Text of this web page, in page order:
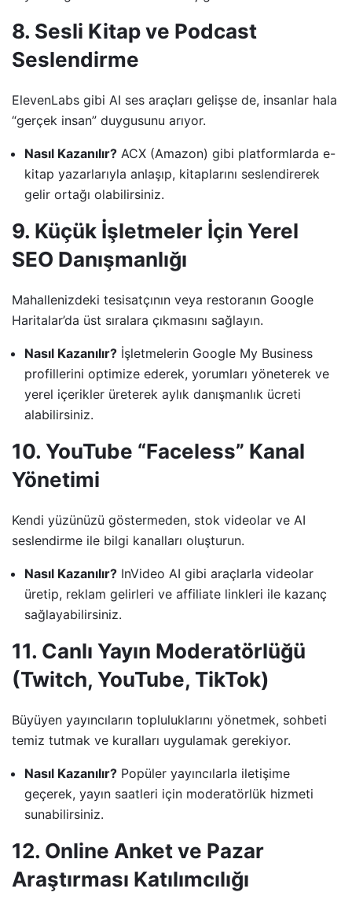
8. Sesli Kitap ve Podcast
Seslendirme
ElevenLabs gibi AI ses araçları gelişse de, insanlar hala
“gerçek insan” duygusunu arıyor.
Nasıl Kazanılır? ACX (Amazon) gibi platformlarda e-
kitap yazarlarıyla anlaşıp, kitaplarını seslendirerek
gelir ortağı olabilirsiniz.
9. Küçük İşletmeler İçin Yerel
SEO Danışmanlığı
Mahallenizdeki tesisatçının veya restoranın Google
Haritalar’da üst sıralara çıkmasını sağlayın.
Nasıl Kazanılır? İşletmelerin Google My Business
profillerini optimize ederek, yorumları yöneterek ve
yerel içerikler üreterek aylık danışmanlık ücreti
alabilirsiniz.
10. YouTube “Faceless” Kanal
Yönetimi
Kendi yüzünüzü göstermeden, stok videolar ve AI
seslendirme ile bilgi kanalları oluşturun.
Nasıl Kazanılır? InVideo AI gibi araçlarla videolar
üretip, reklam gelirleri ve affiliate linkleri ile kazanç
sağlayabilirsiniz.
11. Canlı Yayın Moderatörlüğü
(Twitch, YouTube, TikTok)
Büyüyen yayıncıların topluluklarını yönetmek, sohbeti
temiz tutmak ve kuralları uygulamak gerekiyor.
Nasıl Kazanılır? Popüler yayıncılarla iletişime
geçerek, yayın saatleri için moderatörlük hizmeti
sunabilirsiniz.
12. Online Anket ve Pazar
Araştırması Katılımcılığı